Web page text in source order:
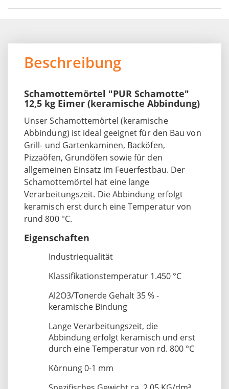
Beschreibung
Schamottemörtel "PUR Schamotte"
12,5 kg Eimer (keramische Abbindung)
Unser Schamottemörtel (keramische
Abbindung) ist ideal geeignet für den Bau von
Grill- und Gartenkaminen, Backöfen,
Pizzaöfen, Grundöfen sowie für den
allgemeinen Einsatz im Feuerfestbau. Der
Schamottemörtel hat eine lange
Verarbeitungszeit. Die Abbindung erfolgt
keramisch erst durch eine Temperatur von
rund 800 °C.
Eigenschaften
Industriequalität
Klassifikationstemperatur 1.450 °C
Al2O3/Tonerde Gehalt 35 % -
keramische Bindung
Lange Verarbeitungszeit, die
Abbindung erfolgt keramisch und erst
durch eine Temperatur von rd. 800 °C
Körnung 0-1 mm